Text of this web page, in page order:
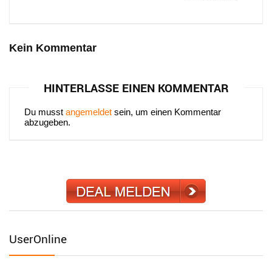
Kein Kommentar
HINTERLASSE EINEN KOMMENTAR
Du musst angemeldet sein, um einen Kommentar
abzugeben.
UserOnline